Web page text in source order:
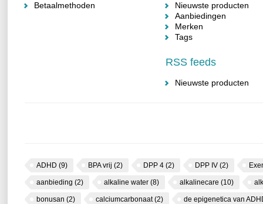
Betaalmethoden
Nieuwste producten
Aanbiedingen
Merken
Tags
RSS feeds
Nieuwste producten
ADHD (9) BPA vrij (2) DPP 4 (2) DPP IV (2)
aanbieding (2) alkaline water (8) alkalinecare (10)
bonusan (2) calciumcarbonaat(2) de epigenetica van